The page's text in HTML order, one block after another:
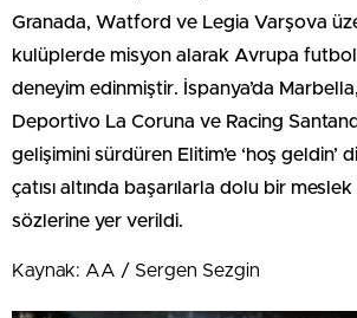
Granada, Watford ve Legia Varşova
kulüplerde misyon alarak Avrupa
deneyim edinmiştir. İspanya’da
Deportivo La Coruna ve Racing
gelişimini sürdüren Elitim’e ‘hoş geldin’
çatısı altında başarılarla dolu bir
sözlerine yer verildi.
Kaynak: AA / Sergen Sezgin